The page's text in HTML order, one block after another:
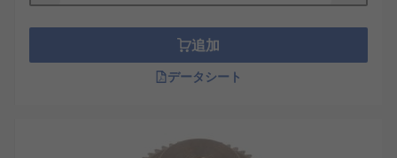
追加
データシート